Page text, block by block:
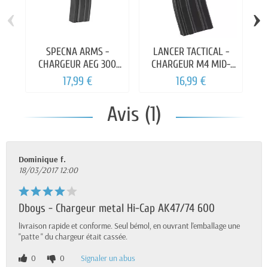
SPECNA ARMS -
CHARGEUR AEG 300
CPS M4 METAL
17,99 €
LANCER TACTICAL -
CHARGEUR M4 MID-
CAP 120 BILLES
16,99 €
‹ ›
Avis (1)
Dominique f.
18/03/2017 12:00
Dboys - Chargeur metal Hi-Cap AK47/74 600
livraison rapide et conforme. Seul bémol, en ouvrant l'emballage une
"patte " du chargeur était cassée.
0
0 Signaler un abus